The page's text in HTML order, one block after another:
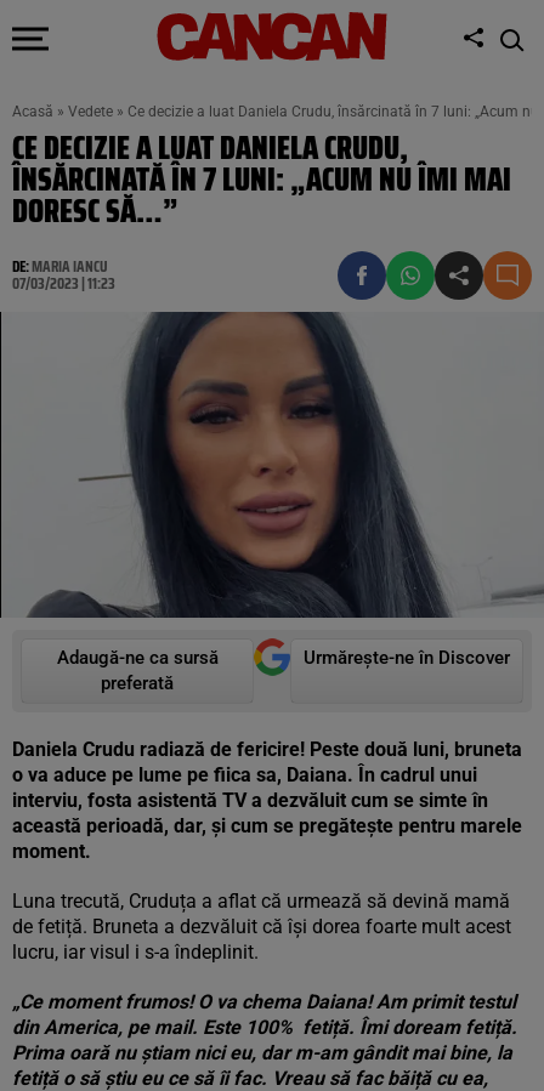
Acasă » Vedete » Ce decizie a luat Daniela Crudu, însărcinată în 7 luni: „Acum
CE DECIZIE A LUAT DANIELA CRUDU,
ÎNSĂRCINATĂ ÎN 7 LUNI: „ACUM NU ÎMI MAI
DORESC SĂ…”
DE:MARIA IANCU
07/03/2023 | 11:23
Adaugă-ne ca sursă
preferată
Urmărește-ne în Discover
Daniela Crudu radiază de fericire! Peste două luni, bruneta
o va aduce pe lume pe fiica sa, Daiana. În cadrul unui
interviu, fosta asistentă TV a dezvăluit cum se simte în
această perioadă, dar, și cum se pregătește pentru marele
moment.
Luna trecută, Cruduța a aflat că urmează să devină mamă
de fetiță. Bruneta a dezvăluit că își dorea foarte mult acest
lucru, iar visul i s-a îndeplinit.
„Ce moment frumos! O va chema Daiana! Am primit testul
din America, pe mail. Este 100% fetiță. Îmi doream fetiță.
Prima oară nu știam nici eu, dar m-am gândit mai bine, la
fetiță o să știu eu ce să îi fac. Vreau să fac băiță cu ea,